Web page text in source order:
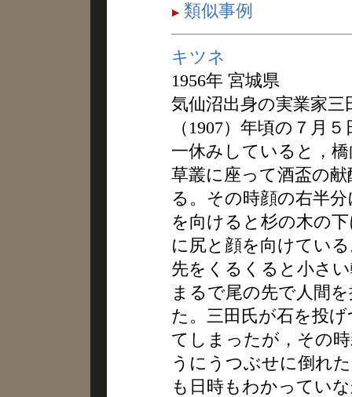
類似事例
キツネ
1956年 宮城県
気仙沼出身の実業家
（1907）年頃の７月
一休みしていると，
草叢に座って酒盃の
る。その時顔の右半
を向けると杉の木の
に尻と顔を向けてい
先をくるくると小さ
まるで尾の先で人間
た。三田氏が石を投
てしまったが，その
うにうつぶせに倒れ
も日時もわかってい